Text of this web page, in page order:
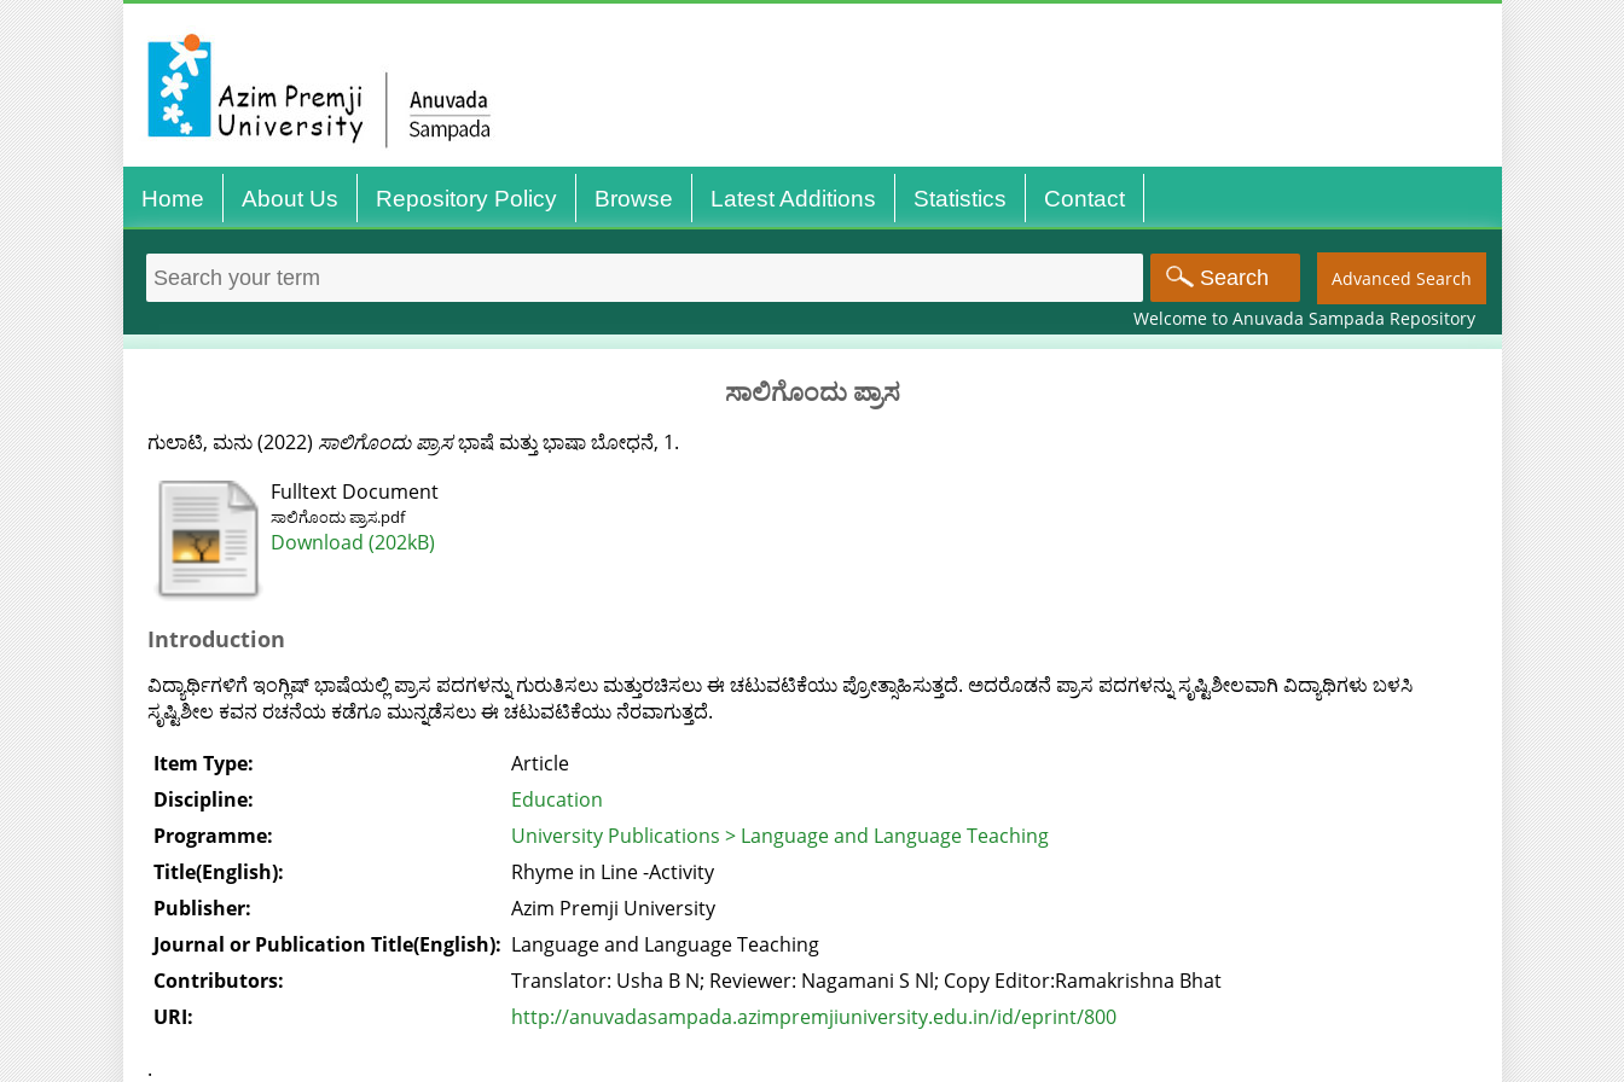
Home About Us Repository Policy Browse Latest Additions Statistics Contact
Advanced Search
Welcome to Anuvada Sampada Repository
ಸಾಲಿಗೊಂದು ಪ್ರಾಸ
ಗುಲಾಟಿ, ಮನು(2022) ಸಾಲಿಗೊಂದು ಪ್ರಾಸಭಾಷೆ ಮತ್ತು ಭಾಷಾ ಬೋಧನೆ, 1.
Fulltext Document
ಸಾಲಿಗೊಂದು ಪ್ರಾಸ.pdf
Download (202kB)
Introduction
ವಿದ್ಯಾರ್ಥಿಗಳಿಗೆ ಇಂಗ್ಲಿಷ್ ಭಾಷೆಯಲ್ಲಿ ಪ್ರಾಸ ಪದಗಳನ್ನು ಗುರುತಿಸಲು ಮತ್ತುರಚಿಸಲು ಈ ಚಟುವಟಿಕೆಯು ಪ್ರೋತ್ಸಾಹಿಸುತ್ತದೆ. ಅದರೊಡನೆ ಪ್ರಾಸ ಪದಗಳನ್ನು ಸೃಷ್ಟಿಶೀಲವಾಗಿ ವಿದ್ಯಾಥಿಗಳು ಬಳಸಿ
ಸೃಷ್ಟಿಶೀಲ ಕವನ ರಚನೆಯ ಕಡೆಗೂ ಮುನ್ನಡೆಸಲು ಈ ಚಟುವಟಿಕೆಯು ನೆರವಾಗುತ್ತದೆ.
Item Type:
Article
Discipline:
Education
Programme:
University Publications > Language and Language Teaching
Title(English):
Rhyme in Line -Activity
Publisher:
Azim Premji University
Journal or Publication Title(English): Language and Language Teaching
Contributors:
Translator: Usha B N; Reviewer: Nagamani S Nl; Copy Editor:Ramakrishna Bhat
URI:
http://anuvadasampada.azimpremjiuniversity.edu.in/id/eprint/800
.